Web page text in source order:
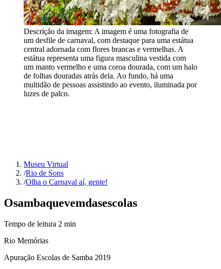
Descrição da imagem: A imagem é uma fotografia de
um desfile de carnaval, com destaque para uma estátua
central adornada com flores brancas e vermelhas. A
estátua representa uma figura masculina vestida com
um manto vermelho e uma coroa dourada, com um halo
de folhas douradas atrás dela. Ao fundo, há uma
multidão de pessoas assistindo ao evento, iluminada por
luzes de palco.
Museu Virtual
/Rio de Sons
/Olha o Carnaval aí, gente!
Osambaquevemdasescolas
Tempo de leitura 2 min
Rio Memórias
Apuração Escolas de Samba 2019